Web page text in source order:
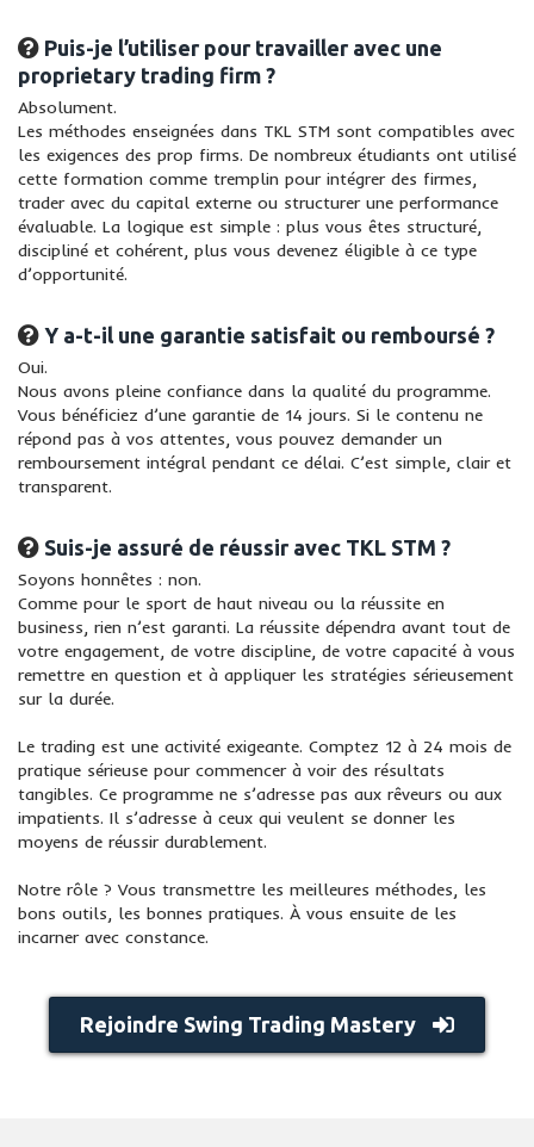
Puis-je l’utiliser pour travailler avec une
proprietary trading firm ?
Absolument.
Les méthodes enseignées dans TKL STM sont compatibles avec
les exigences des prop firms. De nombreux étudiants ont utilisé
cette formation comme tremplin pour intégrer des firmes,
trader avec du capital externe ou structurer une performance
évaluable. La logique est simple : plus vous êtes structuré,
discipliné et cohérent, plus vous devenez éligible à ce type
d’opportunité.
Y a-t-il une garantie satisfait ou remboursé ?
Oui.
Nous avons pleine confiance dans la qualité du programme.
Vous bénéficiez d’une garantie de 14 jours. Si le contenu ne
répond pas à vos attentes, vous pouvez demander un
remboursement intégral pendant ce délai. C’est simple, clair et
transparent.
Suis-je assuré de réussir avec TKL STM ?
Soyons honnêtes : non.
Comme pour le sport de haut niveau ou la réussite en
business, rien n’est garanti. La réussite dépendra avant tout de
votre engagement, de votre discipline, de votre capacité à vous
remettre en question et à appliquer les stratégies sérieusement
sur la durée.
Le trading est une activité exigeante. Comptez 12 à 24 mois de
pratique sérieuse pour commencer à voir des résultats
tangibles. Ce programme ne s’adresse pas aux rêveurs ou aux
impatients. Il s’adresse à ceux qui veulent se donner les
moyens de réussir durablement.
Notre rôle ? Vous transmettre les meilleures méthodes, les
bons outils, les bonnes pratiques. À vous ensuite de les
incarner avec constance.
Rejoindre Swing Trading Mastery